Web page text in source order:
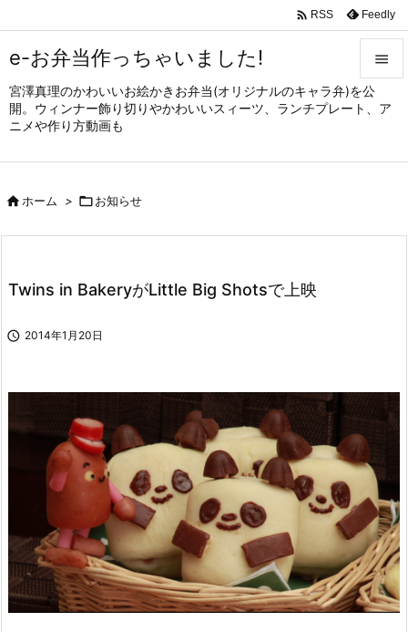
e-お弁当作っちゃいました!
宮澤真理のかわいいお絵かきお弁当(オリジナルのキャラ弁)を公
開。ウィンナー飾り切りやかわいいスィーツ、ランチプレート、ア
ニメや作り方動画も


メニュ
サイド

 RSS Feedly
ホーム > お知らせ
Twins in BakeryがLittle Big Shotsで上映
 2014年1月20日